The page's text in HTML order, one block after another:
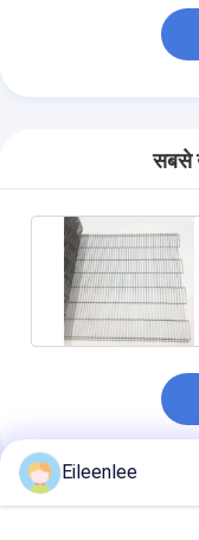
सबसे
अनुशंसित उत्पाद
Eileenlee